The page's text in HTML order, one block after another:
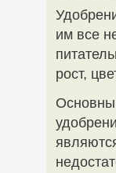
им все
рост,